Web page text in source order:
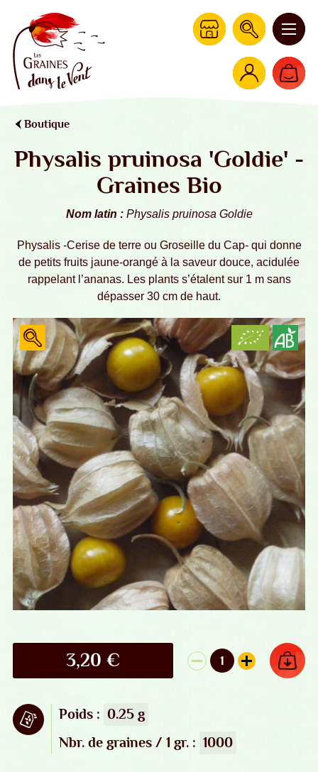
Boutique
Physalis pruinosa 'Goldie' -
Graines Bio
Nom latin : Physalis pruinosa Goldie
Physalis -Cerise de terre ou Groseille du Cap- qui donne
de petits fruits jaune-orangé à la saveur douce, acidulée
rappelant l’ananas. Les plants s’étalent sur 1 m sans
dépasser 30 cm de haut.
3,20 € 1
quantité de
AJOUTER AU PANIER
Sachet de graines
Poids : 0.25 g
Nbr.de graines / 1 gr.: 1000